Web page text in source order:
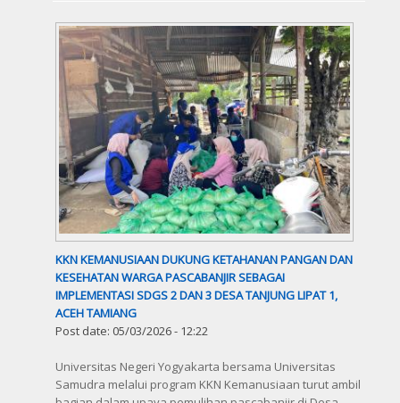
KKN KEMANUSIAAN DUKUNG KETAHANAN PANGAN DAN
KESEHATAN WARGA PASCABANJIR SEBAGAI
IMPLEMENTASI SDGS 2 DAN 3 DESA TANJUNG LIPAT 1,
ACEH TAMIANG
Post date: 05/03/2026 - 12:22
Universitas Negeri Yogyakarta bersama Universitas
Samudra melalui program KKN Kemanusiaan turut ambil